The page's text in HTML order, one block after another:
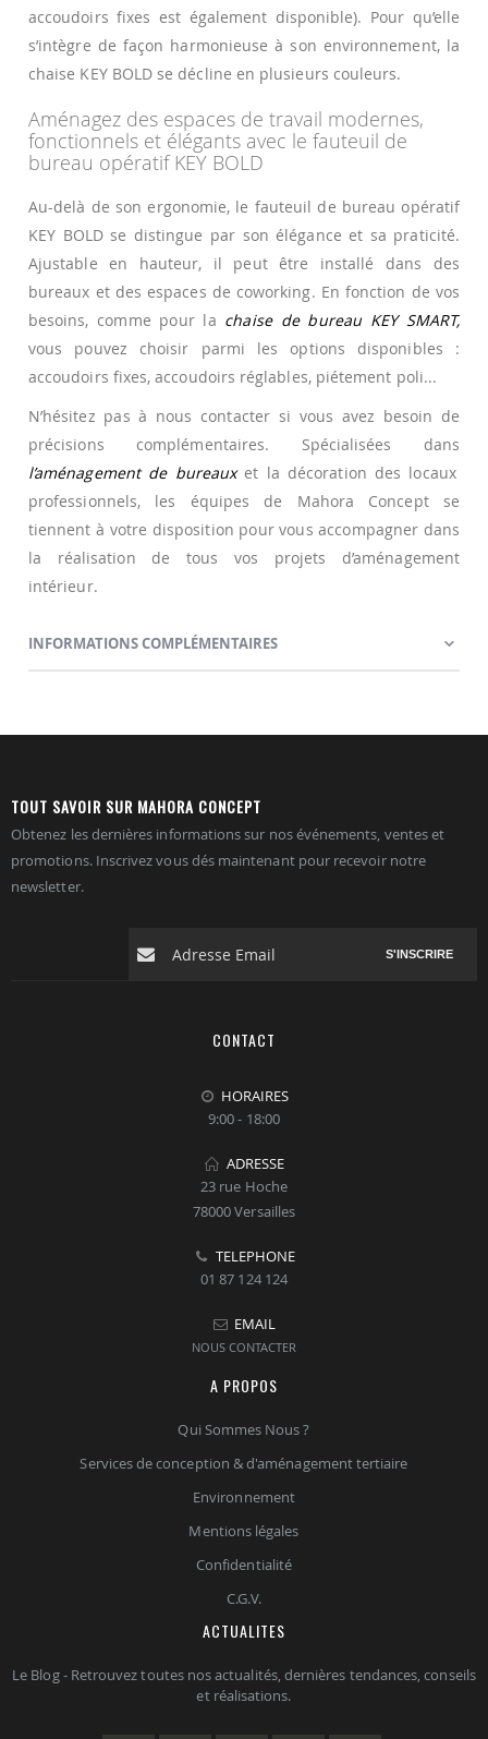
accoudoirs fixes est également disponible). Pour qu’elle
s’intègre de façon harmonieuse à son environnement, la
chaise KEY BOLD se décline en plusieurs couleurs.
Aménagez des espaces de travail modernes,
fonctionnels et élégants avec le fauteuil de
bureau opératif KEY BOLD
Au-delà de son ergonomie, le fauteuil de bureau opératif
KEY BOLD se distingue par son élégance et sa praticité.
Ajustable en hauteur, il peut être installé dans des
bureaux et des espaces de coworking. En fonction de vos
besoins, comme pour la chaise de bureau KEY SMART,
vous pouvez choisir parmi les options disponibles :
accoudoirs fixes, accoudoirs réglables, piétement poli...
N’hésitez pas à nous contacter si vous avez besoin de
précisions complémentaires. Spécialisées dans
l’aménagement de bureauxet la décoration des locaux
professionnels, les équipes de Mahora Concept se
tiennent à votre disposition pour vous accompagner dans
la réalisation de tous vos projets d’aménagement
intérieur.
INFORMATIONS COMPLÉMENTAIRES
TOUT SAVOIR SUR MAHORA CONCEPT
Obtenez les dernières informations sur nos événements, ventes et
promotions. Inscrivez vous dés maintenant pour recevoir notre
newsletter.
S'INSCRIRE
CONTACT
HORAIRES
9:00 - 18:00
ADRESSE
23 rue Hoche
78000 Versailles
TELEPHONE
01 87 124 124
EMAIL
NOUS CONTACTER
A PROPOS
Qui Sommes Nous ?
Services de conception & d'aménagement tertiaire
Environnement
Mentions légales
Confidentialité
C.G.V.
ACTUALITES
Le Blog - Retrouvez toutes nos actualités, dernières tendances, conseils
et réalisations.